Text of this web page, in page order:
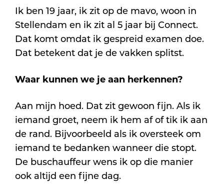
Ik ben 19 jaar, ik zit op de mavo, woon in
Stellendam en ik zit al 5 jaar bij Connect.
Dat komt omdat ik gespreid examen doe.
Dat betekent dat je de vakken splitst.
Waar kunnen we je aan herkennen?
Aan mijn hoed. Dat zit gewoon fijn. Als ik
iemand groet, neem ik hem af of tik ik aan
de rand. Bijvoorbeeld als ik oversteek om
iemand te bedanken wanneer die stopt.
De buschauffeur wens ik op die manier
ook altijd een fijne dag.